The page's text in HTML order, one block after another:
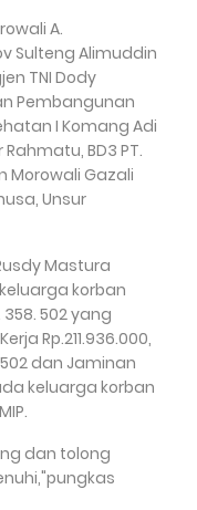
A.
Sulteng Alimuddin
TNI Dody
Pembangunan
I Komang Adi
BD3 PT.
Morowali Gazali
Unsur
Mastura
korban
502 yang
Rp.211.936.000,
dan Jaminan
keluarga korban
dan tolong